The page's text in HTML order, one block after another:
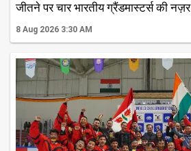
जीतने पर चार भारतीय ग्रैंडमास्टर्स की नज़र
8 Aug 2026 3:30 AM